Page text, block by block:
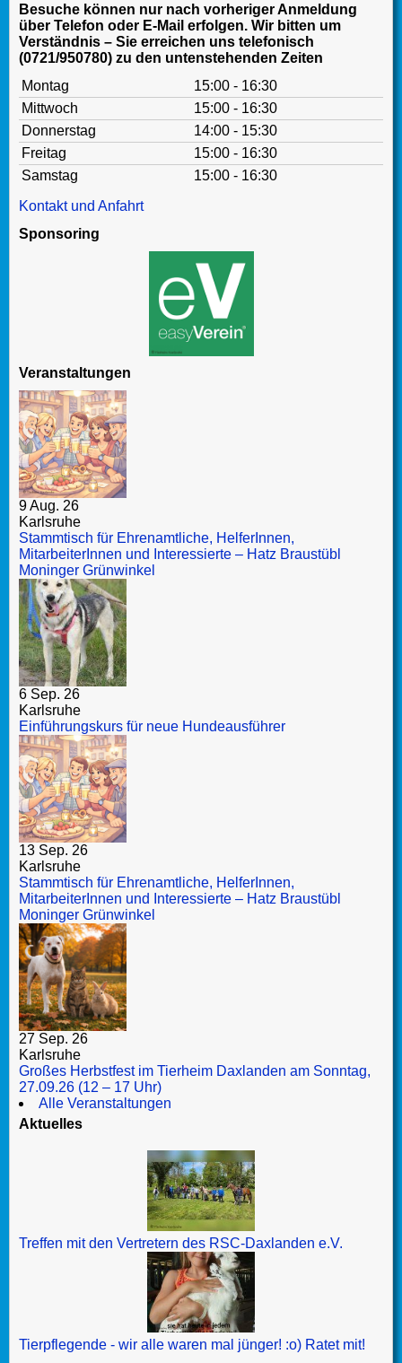
Besuche können nur nach vorheriger Anmeldung
über Telefon oder E-Mail erfolgen. Wir bitten um
Verständnis – Sie erreichen uns telefonisch
(0721/950780) zu den untenstehenden Zeiten
Montag
15:00 - 16:30
Mittwoch
15:00 - 16:30
Donnerstag
14:00 - 15:30
Freitag
15:00 - 16:30
Samstag
15:00 - 16:30
Kontakt und Anfahrt
Sponsoring
Veranstaltungen
9 Aug. 26
Karlsruhe
Stammtisch für Ehrenamtliche, HelferInnen,
MitarbeiterInnen und Interessierte – Hatz Braustübl
Moninger Grünwinkel
6 Sep. 26
Karlsruhe
Einführungskurs für neue Hundeausführer
13 Sep. 26
Karlsruhe
Stammtisch für Ehrenamtliche, HelferInnen,
MitarbeiterInnen und Interessierte – Hatz Braustübl
Moninger Grünwinkel
27 Sep. 26
Karlsruhe
Großes Herbstfest im Tierheim Daxlanden am Sonntag,
27.09.26 (12 – 17 Uhr)
Alle Veranstaltungen
Aktuelles
Treffen mit den Vertretern des RSC-Daxlanden e.V.
Tierpflegende - wir alle waren mal jünger! :o) Ratet mit!